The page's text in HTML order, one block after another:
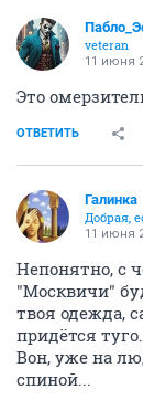
veteran
11 июня
Это
ОТВЕТИТЬ
Галинка
Добрая,
11 июня
Непонятно, с
"Москвичи"
твоя одежда,
придётся туго.
Вон, уже на
спиной...